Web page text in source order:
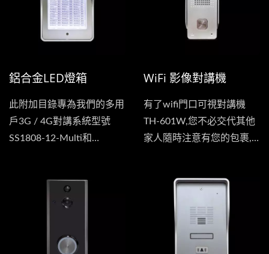
鋁合金LED燈箱
此附加目錄專為我們的多用
戶3G / 4G對講系統型號
SS1808-12-Multi和
WiFi 影像對講機
有了wifi門口可視對講機
TH-601W,您不必交代其他
家人隨時注意有您的包裹,
影像確認對方,以及它對方
開門,完全不會讓因為要收
一個包裹而打亂您的時間安